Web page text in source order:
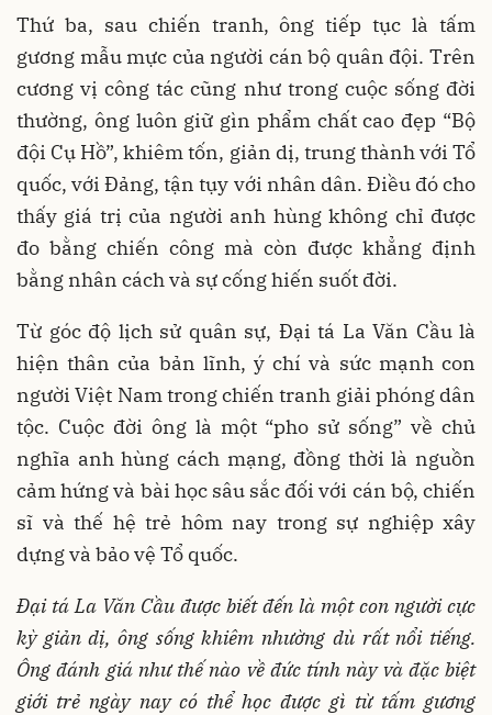
Thứ ba, sau chiến tranh, ông tiếp tục là tấm
gương mẫu mực của người cán bộ quân đội. Trên
cương vị công tác cũng như trong cuộc sống đời
thường, ông luôn giữ gìn phẩm chất cao đẹp “Bộ
đội Cụ Hồ”, khiêm tốn, giản dị, trung thành với Tổ
quốc, với Đảng, tận tụy với nhân dân. Điều đó cho
thấy giá trị của người anh hùng không chỉ được
đo bằng chiến công mà còn được khẳng định
bằng nhân cách và sự cống hiến suốt đời.
Từ góc độ lịch sử quân sự, Đại tá La Văn Cầu là
hiện thân của bản lĩnh, ý chí và sức mạnh con
người Việt Nam trong chiến tranh giải phóng dân
tộc. Cuộc đời ông là một “pho sử sống” về chủ
nghĩa anh hùng cách mạng, đồng thời là nguồn
cảm hứng và bài học sâu sắc đối với cán bộ, chiến
sĩ và thế hệ trẻ hôm nay trong sự nghiệp xây
dựng và bảo vệ Tổ quốc.
Đại tá La Văn Cầu được biết đến là một con người cực
kỳ giản dị, ông sống khiêm nhường dù rất nổi tiếng.
Ông đánh giá như thế nào về đức tính này và đặc biệt
giới trẻ ngày nay có thể học được gì từ tấm gương